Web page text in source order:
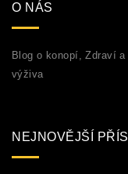
O NÁS
Blog o konopí, Zdraví
výživa
NEJNOVĚJŠÍ